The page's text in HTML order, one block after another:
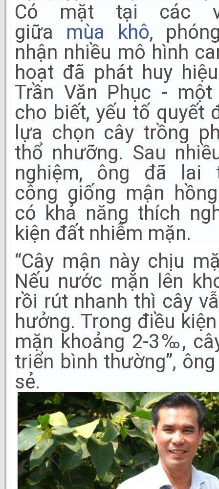
Có mặt tại các
giữa mùa khô,
nhận nhiều mô hình
hoạt đã phát huy
Trần Văn Phục -
cho biết, yếu tố quyết
lựa chọn cây trồng
thổ nhưỡng. Sau
nghiệm, ông đã lai
công giống mận
có khả năng thích
kiện đất nhiễm mặn.
“Cây mận này chịu
Nếu nước mặn lên
rồi rút nhanh thì cây
hưởng. Trong điều
mặn khoảng 2-3‰,
triển bình thường”,
sẻ.